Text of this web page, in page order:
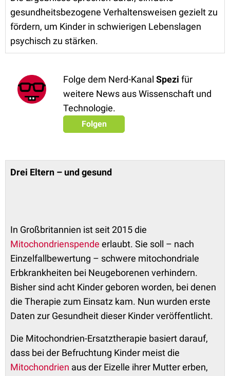
gesundheitsbezogene Verhaltensweisen gezielt zu
fördern, um Kinder in schwierigen Lebenslagen
psychisch zu stärken.
Folge dem Nerd-Kanal Spezi für
weitere News aus Wissenschaft und
Technologie.
Folgen
Drei Eltern – und gesund
In Großbritannien ist seit 2015 die
Mitochondrienspende erlaubt. Sie soll – nach
Einzelfallbewertung – schwere mitochondriale
Erbkrankheiten bei Neugeborenen verhindern.
Bisher sind acht Kinder geboren worden, bei denen
die Therapie zum Einsatz kam. Nun wurden erste
Daten zur Gesundheit dieser Kinder veröffentlicht.
Die Mitochondrien-Ersatztherapie basiert darauf,
dass bei der Befruchtung Kinder meist die
Mitochondrien aus der Eizelle ihrer Mutter erben,